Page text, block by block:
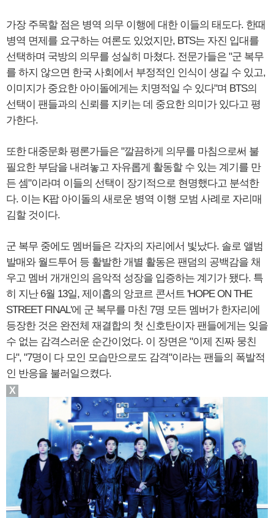
가장 주목할 점은 병역 의무 이행에 대한 이들의 태도다. 한때
병역 면제를 요구하는 여론도 있었지만, BTS는 자진 입대를
선택하며 국방의 의무를 성실히 마쳤다. 전문가들은 "군 복무
를 하지 않으면 한국 사회에서 부정적인 인식이 생길 수 있고,
이미지가 중요한 아이돌에게는 치명적일 수 있다"며 BTS의
선택이 팬들과의 신뢰를 지키는 데 중요한 의미가 있다고 평
가한다.
또한 대중문화 평론가들은 "깔끔하게 의무를 마침으로써 불
필요한 부담을 내려놓고 자유롭게 활동할 수 있는 계기를 만
든 셈"이라며 이들의 선택이 장기적으로 현명했다고 분석한
다. 이는 K팝 아이돌의 새로운 병역 이행 모범 사례로 자리매
김할 것이다.
군 복무 중에도 멤버들은 각자의 자리에서 빛났다. 솔로 앨범
발매와 월드투어 등 활발한 개별 활동은 팬덤의 공백감을 채
우고 멤버 개개인의 음악적 성장을 입증하는 계기가 됐다. 특
히 지난 6월 13일, 제이홉의 앙코르 콘서트 'HOPE ON THE
STREET FINAL'에 군 복무를 마친 7명 모든 멤버가 한자리에
등장한 것은 완전체 재결합의 첫 신호탄이자 팬들에게는 잊을
수 없는 감격스러운 순간이었다. 이 장면은 "이제 진짜 뭉친
다", "7명이 다 모인 모습만으로도 감격"이라는 팬들의 폭발적
인 반응을 불러일으켰다.
X